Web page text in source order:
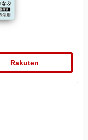
Rakuten